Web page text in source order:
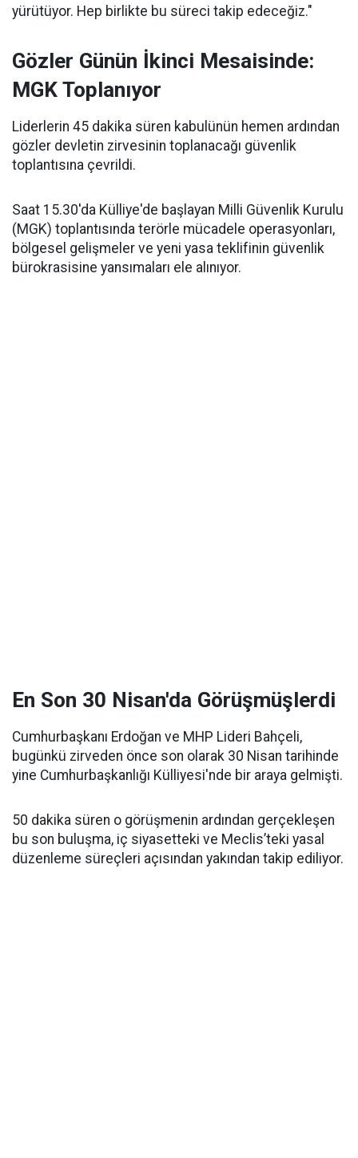
yürütüyor. Hep birlikte bu süreci takip edeceğiz."
Gözler Günün İkinci Mesaisinde:
MGK Toplanıyor
Liderlerin 45 dakika süren kabulünün hemen ardından
gözler devletin zirvesinin toplanacağı güvenlik
toplantısına çevrildi.
Saat 15.30'da Külliye'de başlayan Milli Güvenlik Kurulu
(MGK) toplantısında terörle mücadele operasyonları,
bölgesel gelişmeler ve yeni yasa teklifinin güvenlik
bürokrasisine yansımaları ele alınıyor.
En Son 30 Nisan'da Görüşmüşlerdi
Cumhurbaşkanı Erdoğan ve MHP Lideri Bahçeli,
bugünkü zirveden önce son olarak 30 Nisan tarihinde
yine Cumhurbaşkanlığı Külliyesi'nde bir araya gelmişti.
50 dakika süren o görüşmenin ardından gerçekleşen
bu son buluşma, iç siyasetteki ve Meclis’teki yasal
düzenleme süreçleri açısından yakından takip ediliyor.